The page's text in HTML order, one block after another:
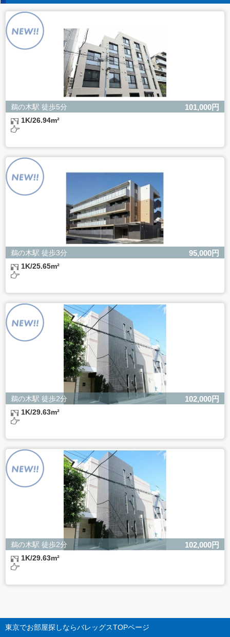
ご本人様は、当社に対してご自身の個人情報の開示等（利
用目的の通知、開示、内容の訂正・追加・削除、利用の停
止または消去、第三者への提供の停止）に関して、下記の
当社問合わせ窓口に申し出ることができます。その際、当
社はお客様ご本人を確認させていただいたうえで、合理的
な間内に対応いたします。
【お問合せ窓口】
株式会社バレッグス 個人情報問合せ窓口
住所 東京都目黒区鷹番2-5-21
電話 03-3794-1115
お問合せメールアドレス privacy@balleggs.co.jp
受付時間：平日10：30～17：00 ※弊社公休日を除く
よるものです。
ただし、必要な項目をいただけない場合、適切な対応がで
きない場合があります。
鵜の木駅 徒歩5分 101,000円
1K/26.94m²
鵜の木駅 徒歩3分 95,000円
1K/25.65m²
鵜の木駅 徒歩2分 102,000円
1K/29.63m²
鵜の木駅 徒歩2分 102,000円
1K/29.63m²
東京でお部屋探しならバレッグスTOPページ